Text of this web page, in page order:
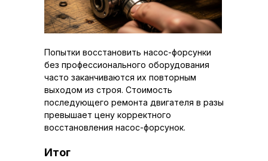
Итог
Попытки восстановить насос-форсунки
без профессионального оборудования
часто заканчиваются их повторным
выходом из строя. Стоимость
последующего ремонта двигателя в разы
превышает цену корректного
восстановления насос-форсунок.